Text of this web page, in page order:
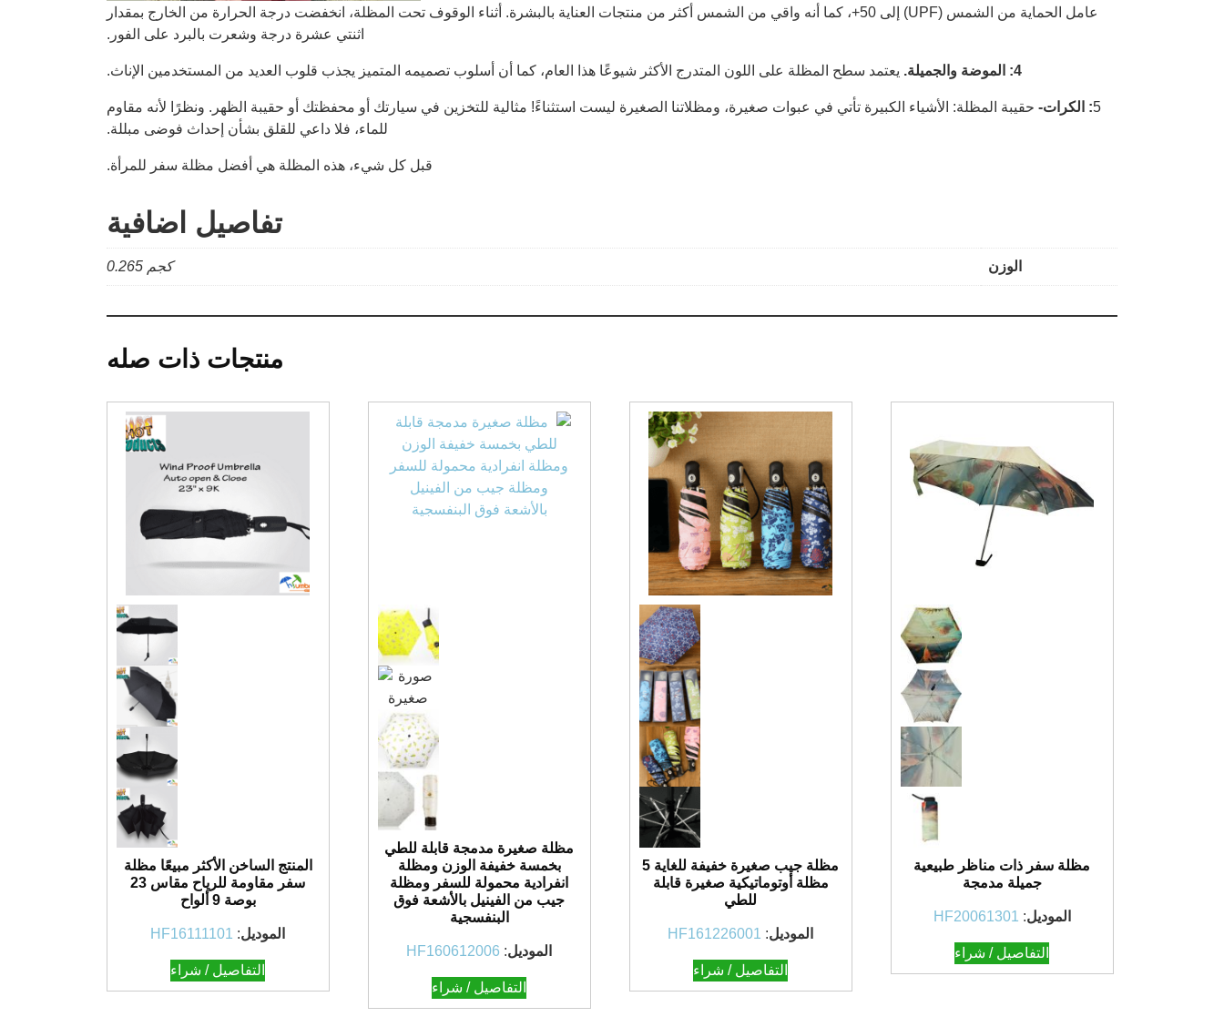
عامل الحماية من الشمس (UPF) إلى 50+، كما أنه واقي من الشمس أكثر من منتجات العناية بالبشرة. أثناء الوقوف تحت المظلة، انخفضت درجة الحرارة من الخارج بمقدار
اثنتي عشرة درجة وشعرت بالبرد على الفور.
4: الموضة والجميلة. يعتمد سطح المظلة على اللون المتدرج الأكثر شيوعًا هذا العام، كما أن أسلوب تصميمه المتميز يجذب قلوب العديد من المستخدمين الإناث.
5: الكرات- حقيبة المظلة: الأشياء الكبيرة تأتي في عبوات صغيرة، ومظلاتنا الصغيرة ليست استثناءً! مثالية للتخزين في سيارتك أو محفظتك أو حقيبة الظهر. ونظرًا لأنه مقاوم
للماء، فلا داعي للقلق بشأن إحداث فوضى مبللة.
قبل كل شيء، هذه المظلة هي أفضل مظلة سفر للمرأة.
تفاصيل اضافية
الوزن كجم 0.265
منتجات ذات صله
المنتج الساخن الأكثر مبيعًا مظلة
سفر مقاومة للرياح مقاس 23
بوصة 9 ألواح
الموديل:
HF16111101
التفاصيل / شراء
مظلة صغيرة مدمجة قابلة للطي
بخمسة خفيفة الوزن ومظلة
انفرادية محمولة للسفر ومظلة
جيب من الفينيل بالأشعة فوق
البنفسجية
الموديل:
HF160612006
التفاصيل / شراء
مظلة جيب صغيرة خفيفة للغاية 5
مظلة أوتوماتيكية صغيرة قابلة
للطي
الموديل:
HF161226001
التفاصيل / شراء
مظلة سفر ذات مناظر طبيعية
جميلة مدمجة
الموديل:
HF20061301
التفاصيل / شراء